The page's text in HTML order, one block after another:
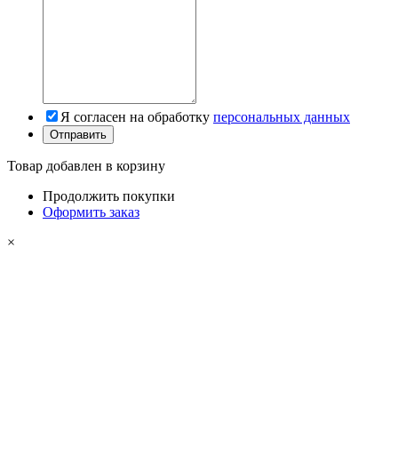
Я согласен на обработку персональных данных
Товар добавлен в корзину
Продолжить покупки
Оформить заказ
×